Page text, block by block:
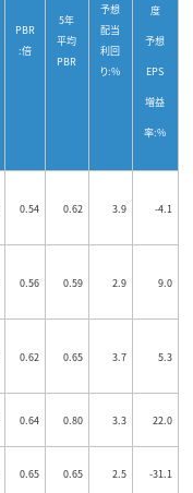
PBR
:倍
5年
平均
PBR
予想
配当
利回
り:%
度
予想
EPS
増益
率:%
0.54 0.62 3.9 -4.1
0.56 0.59 2.9 9.0
0.62 0.65 3.7 5.3
0.64 0.80 3.3 22.0
0.65 0.65 2.5 -31.1